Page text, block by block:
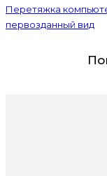
Перетяжка
первозданный вид